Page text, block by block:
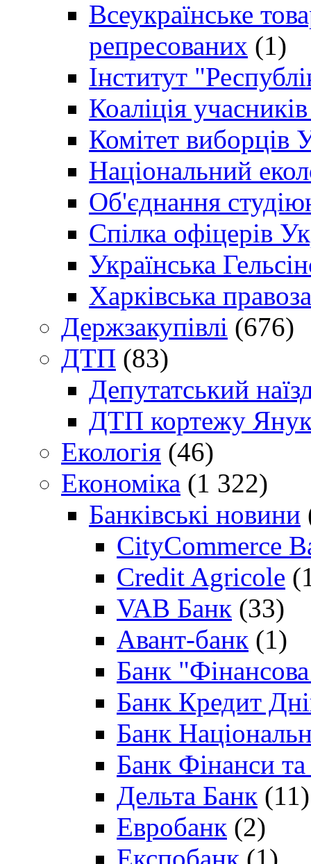
Всеукраїнське
репресованих (1)
Інститут
Коаліція
Комітет виборців
Національний
Об'єднання
Спілка офіцерів
Українська
Харківська
Держзакупівлі (676)
ДТП (83)
Депутатський
ДТП кортежу
Екологія (46)
Економіка (1 322)
Банківські новини
CityCommerce
Credit Agricole
VAB Банк (33)
Авант-банк (1)
Банк "Фінансова
Банк Кредит
Банк
Банк Фінанси
Дельта Банк (11)
Евробанк (2)
Експобанк (1)